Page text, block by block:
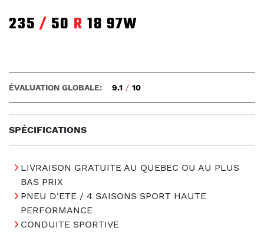
235 / 50 R 18 97W
SPÉCIFICATIONS
ÉVALUATION GLOBALE: 9.1 / 10
LIVRAISON GRATUITE AU QUEBEC OU AU PLUS
BAS PRIX
PNEU D'ETE / 4 SAISONS SPORT HAUTE
PERFORMANCE
CONDUITE SPORTIVE